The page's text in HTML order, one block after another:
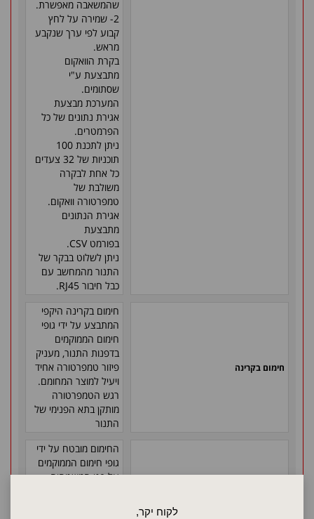
לקוח יקר,
שהמשאבה מאפשרת.
2- שמירה על לחץ
קבוע לפי ערך שנקבע
מראש.
בקרת הוואקום
מתבצעת ע"י
שסתומים.
המערכת מבצעת
אגירת נתונים של כל
הפרמטרים.
ניתן לתכנת 100
תוכניות של 32 צעדים
כל אחת לבקרה
משולבת של
טמפרטורה וואקום.
אגירת הנתונים
מתבצעת
בפורמט CSV
.
ניתן לשלוט בבקר של
התנור מהמחשב עם
כבל חיבור RJ45
.
חימום בקרינה
חימום בקרינה היקפי
המתבצע על ידי גופי
חימום הממוקמים
בדפנות התנור, מעניק
פיזור טמפרטורה אחיד
ויעיל למוצר המחומם.
רגש הטמפרטורה
מותקן בתא הפנימי של
התנור
החימום מובטח על ידי
גופי חימום הממוקמים
על פני המשטחים,